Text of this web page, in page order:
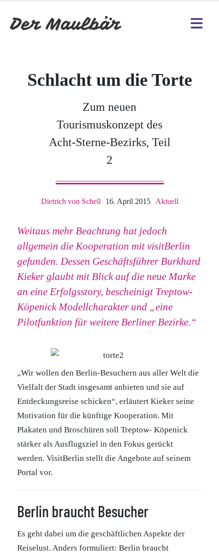
Schlacht um die Torte
Zum neuen
Tourismuskonzept des
Acht-Sterne-Bezirks, Teil
2
Dietrich von Schell 16. April 2015 Aktuell
Weitaus mehr Beachtung hat jedoch
allgemein die Kooperation mit visitBerlin
gefunden. Dessen Geschäftsführer Burkhard
Kieker glaubt mit Blick auf die neue Marke
an eine Erfolgsstory, bescheinigt Treptow-
Köpenick Modellcharakter und „eine
Pilotfunktion für weitere Berliner Bezirke.“
„Wir wollen den Berlin-Besuchern aus aller Welt die
Vielfalt der Stadt insgesamt anbieten und sie auf
Entdeckungsreise schicken“, erläutert Kieker seine
Motivation für die künftige Kooperation. Mit
Plakaten und Broschüren soll Treptow- Köpenick
stärker als Ausflugsziel in den Fokus gerückt
werden. VisitBerlin stellt die Angebote auf seinem
Portal vor.
Berlin braucht Besucher
Es geht dabei um die geschäftlichen Aspekte der
Reiselust. Anders formuliert: Berlin braucht